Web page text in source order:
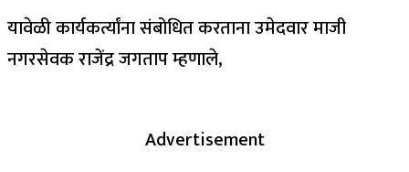
यावेळी कार्यकर्त्यांना संबोधित करताना उमेदवार माजी
नगरसेवक राजेंद्र जगताप म्हणाले,
Advertisement